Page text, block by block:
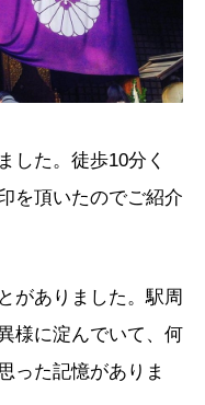
した。徒歩10分く
を頂いたのでご紹介
がありました。駅周
様に淀んでいて、何
った記憶がありま